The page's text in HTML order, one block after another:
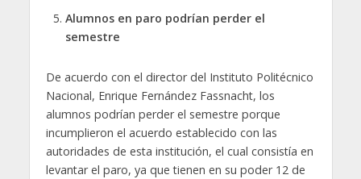
Alumnos en paro podrían perder el
semestre
De acuerdo con el director del Instituto Politécnico
Nacional, Enrique Fernández Fassnacht, los
alumnos podrían perder el semestre porque
incumplieron el acuerdo establecido con las
autoridades de esta institución, el cual consistía en
levantar el paro, ya que tienen en su poder 12 de